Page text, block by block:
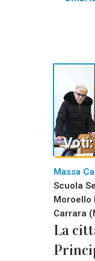
Massa
Scuola
Moroello
Carrara
La